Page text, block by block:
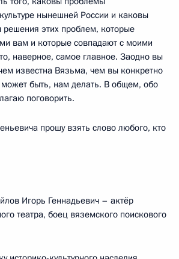
нынешней России и каковы
решения этих проблем, которые
вам и которые совпадают с моими
наверное, самое главное. Заодно вы
известна Вязьма, чем вы конкретно
может быть, нам делать. В общем, обо
поговорить.
прошу взять слово любого, кто
Игорь Геннадьевич – актёр
театра, боец вяземского поискового